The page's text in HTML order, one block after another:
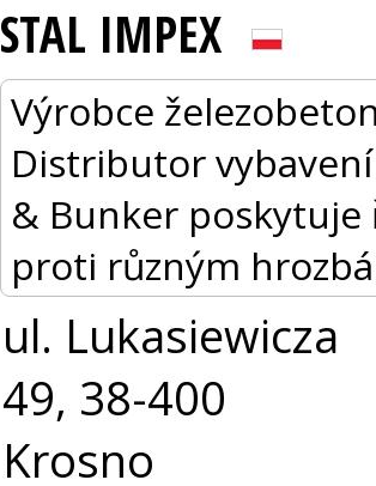
STAL IMPEX
Výrobce
Distributor
& Bunker
proti různým
ul. Lukasiewicza
49, 38-400
Krosno